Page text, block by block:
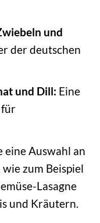
und
der deutschen
und Dill: Eine
für
eine Auswahl an
zum Beispiel
Lasagne
und Kräutern.